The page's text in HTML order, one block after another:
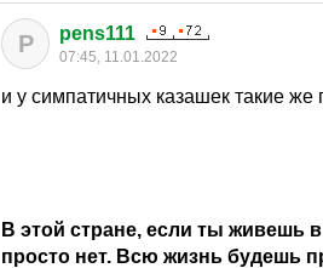
P pens111
07:45, 11.01.2022
и у симпатичных казашек такие же
В этой стране, если ты живешь
просто нет. Всю жизнь будешь